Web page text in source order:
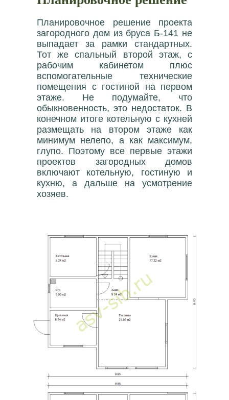
Планировочное решение проекта
загородного дом из бруса Б-141 не
выпадает за рамки стандартных.
Тот же спальный второй этаж, с
рабочим кабинетом плюс
вспомогательные технические
помещения с гостиной на первом
этаже. Не подумайте, что
обыкновенность, это недостаток. В
конечном итоге котельную с кухней
размещать на втором этаже как
минимум нелепо, а как максимум,
глупо. Поэтому все первые этажи
проектов загородных домов
включают котельную, гостиную и
кухню, а дальше на усмотрение
хозяев.